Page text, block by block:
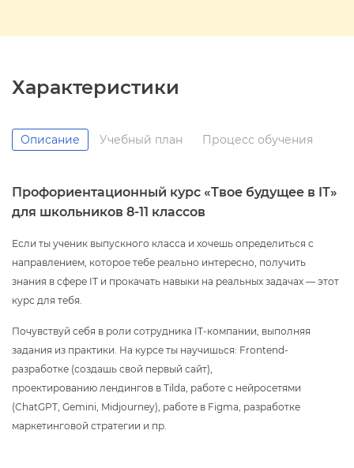
Характеристики
Описание Учебный план Процесс обучения
Профориентационный курс «Твое будущее в IT»
для школьников 8-11 классо
Если ты ученик выпускного класса и хочешь определиться с
направлением, которое тебе реально интересно, получить
знания в сфере IT и прокачать навыки на реальных задачах — этот
курс для тебя.
Почувствуй себя в роли сотрудника IT-компании, выполняя
задания из практики. На курсе ты научишься: Frontend-
разработке (создашь свой первый сайт),
проектированию лендингов в Tilda, работе с нейросетями
(ChatGPT, Gemini, Midjourney), работе в Figma, разработке
маркетинговой стратегии и пр.